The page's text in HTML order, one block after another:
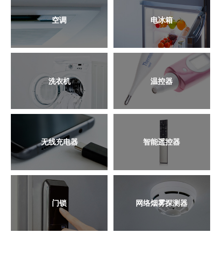
空调 电冰箱
洗衣机 温控器
无线充电器 智能遥控器
门锁 网络烟雾探测器